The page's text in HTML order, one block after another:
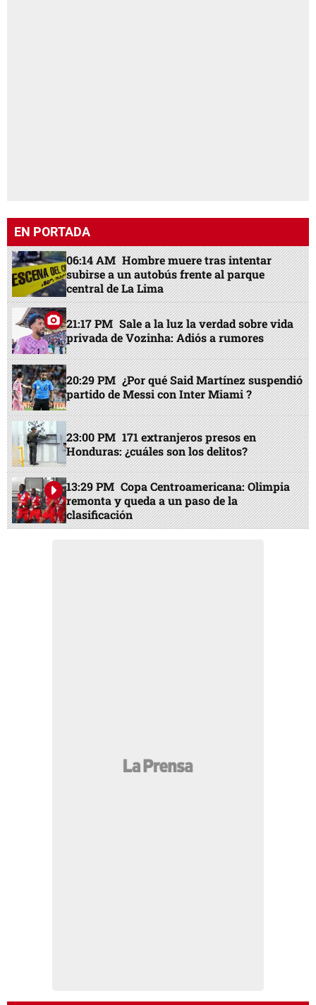
EN PORTADA
06:14 AM Hombre muere tras intentar
subirse a un autobús frente al parque
central de La Lima
21:17 PM Sale a la luz la verdad sobre vida
privada de Vozinha: Adiós a rumores
20:29 PM ¿Por qué Said Martínez suspendió
partido de Messi con Inter Miami ?
23:00 PM 171 extranjeros presos en
Honduras: ¿cuáles son los delitos?
13:29 PM Copa Centroamericana: Olimpia
remonta y queda a un paso de la
clasificación